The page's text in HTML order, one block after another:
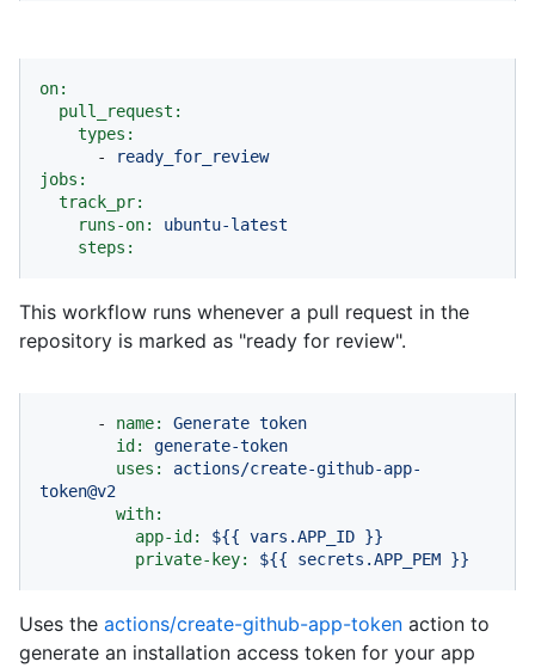
on:
pull_request:
types:
-
ready_for_review
jobs:
track_pr:
runs-on:
ubuntu-latest
steps:
This workflow runs whenever a pull request in the
repository is marked as "ready for review".
- name: Generate token
id:
generate-token
uses:
actions/create-github-app-
token@v2
with:
app-id:
${{ vars.APP_ID }}
private-key:
${{ secrets.APP_PEM }}
Uses the actions/create-github-app-token action to
generate an installation access token for your app